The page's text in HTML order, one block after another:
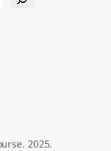
2025.